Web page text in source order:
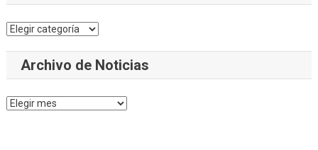
Categorías
Archivo de Noticias
Archivo